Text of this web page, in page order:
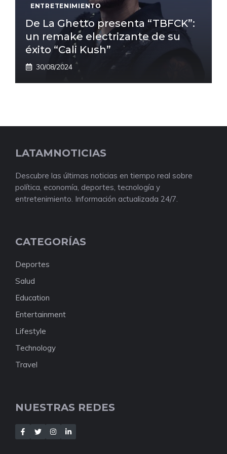
ENTRETENIMIENTO
De La Ghetto presenta “TBFCK”:
un remake electrizante de su
éxito “Cali Kush”
30/08/2024
LATAMNOTICIAS
Descubre las últimas noticias en tiempo real sobre
política, economía, deportes, tecnología y
entretenimiento. Información actualizada 24/7.
CATEGORÍAS
Deportes
Salud
Education
Entertainment
Lifestyle
Technology
Travel
NUESTRAS REDES